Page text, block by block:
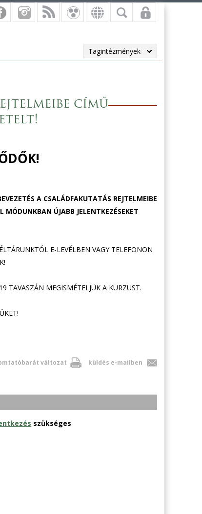
Tagintézmények
című
A CSALÁDFAKUTATÁS REJTELMEIBE
ÚJABB JELENTKEZÉSEKET
E-LEVÉLBEN VAGY TELEFONON
TAVASZÁN MEGISMÉTELJÜK A KURZUST.
változat küldés e-mailben
szükséges